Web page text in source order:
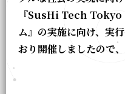
『SusHi Tech Tokyo
ム』の実施に向け、実
おり開催しましたので